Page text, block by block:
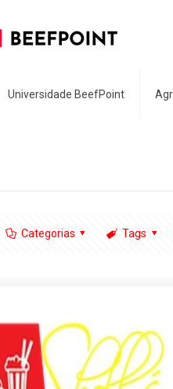
Universidade BeefPoint
Categorias Tags